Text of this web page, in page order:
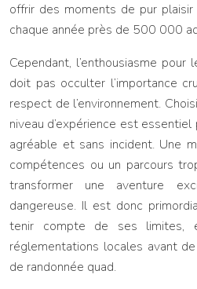
offrir des moments de pur
chaque année près de 500 000
Cependant, l’enthousiasme pour
doit pas occulter l’importance
respect de l’environnement.
niveau d’expérience est
agréable et sans incident. Une
compétences ou un parcours
transformer une aventure
dangereuse. Il est donc
tenir compte de ses limites,
réglementations locales avant
de randonnée quad.